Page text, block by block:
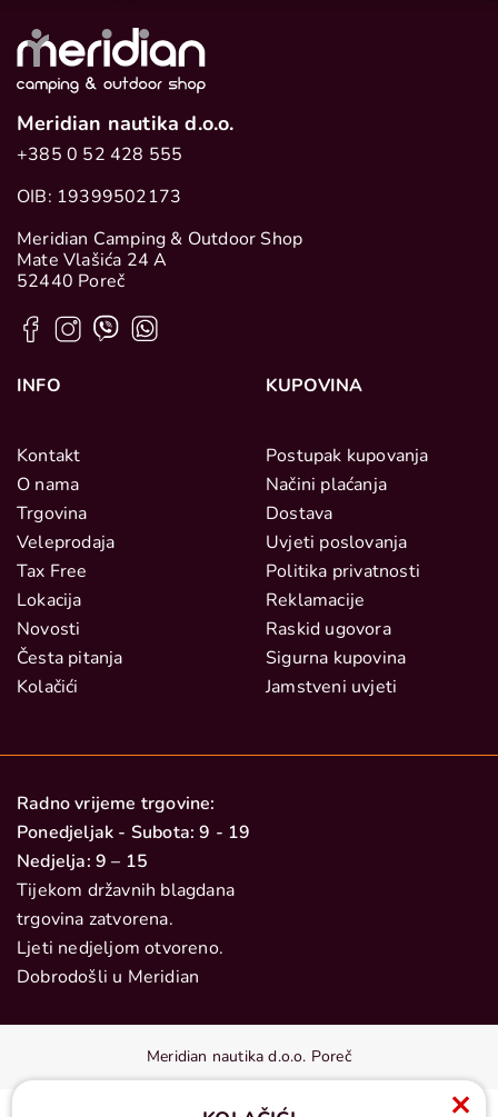
Meridian nautika d.o.o.
+385 0 52 428 555
OIB: 19399502173
Meridian Camping & Outdoor Shop
Mate Vlašića 24 A
52440 Poreč
INFO
Kontakt
O nama
Trgovina
Veleprodaja
Tax Free
Lokacija
Novosti
Česta pitanja
Kolačići
KUPOVINA
Postupak kupovanja
Načini plaćanja
Dostava
Uvjeti poslovanja
Politika privatnosti
Reklamacije
Raskid ugovora
Sigurna kupovina
Jamstveni uvjeti
Radno vrijeme trgovine:
Ponedjeljak - Subota: 9 - 19
Nedjelja: 9 – 15
Tijekom državnih blagdana
trgovina zatvorena.
Ljeti nedjeljom otvoreno.
Dobrodošli u Meridian
Meridian nautika d.o.o. Poreč